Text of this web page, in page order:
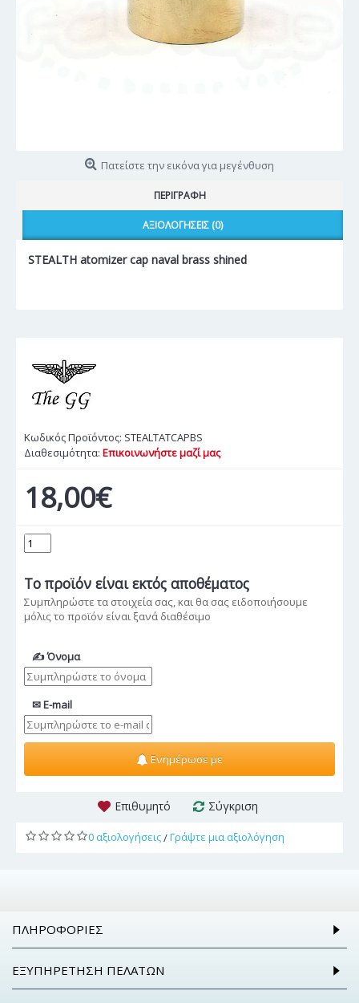
Πατείστε την εικόνα για μεγένθυση
ΠΕΡΙΓΡΑΦΉ
ΑΞΙΟΛΟΓΉΣΕΙΣ (0)
STEALTH atomizer cap naval brass shined
Κωδικός Προϊόντος: STEALTATCAPBS
Διαθεσιμότητα: Επικοινωνήστε μαζί μας
18,00€
Το προϊόν είναι εκτός αποθέματος
Συμπληρώστε τα στοιχεία σας, και θα σας ειδοποιήσουμε
μόλις το προϊόν είναι ξανά διαθέσιμο
✍ Όνομα
✉ E-mail
Ενημέρωσε με
Επιθυμητό Σύγκριση
0 αξιολογήσεις/Γράψτε μια αξιολόγηση
ΠΛΗΡΟΦΟΡΊΕΣ
ΕΞΥΠΗΡΈΤΗΣΗ ΠΕΛΑΤΏΝ